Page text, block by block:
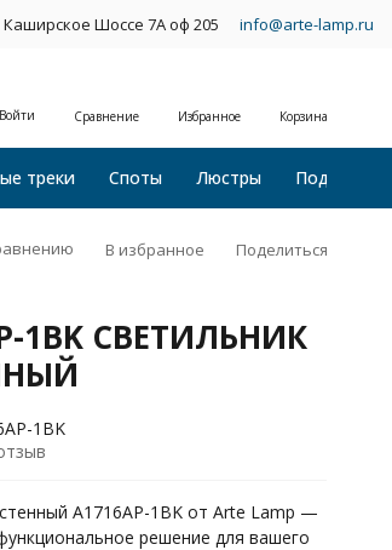
Шоссе 7А оф 205 info@arte-lamp.ru
Войти Сравнение Избранное Корзина
треки Споты Люстры Подвесные
В избранное Поделиться
1BK СВЕТИЛЬНИК
1BK
A1716AP-1BK от Arte Lamp —
решение для вашего